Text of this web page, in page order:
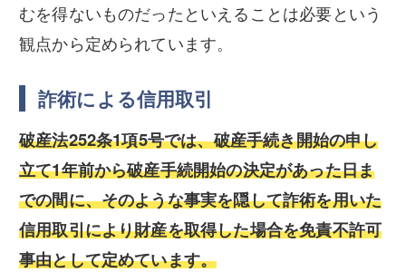
むを得ないものだったといえることは必要という
観点から定められています。
詐術による信用取引
破産法252条1項5号では、破産手続き開始の申し
立て1年前から破産手続開始の決定があった日ま
での間に、そのような事実を隠して詐術を用いた
信用取引により財産を取得した場合を免責不許可
事由として定めています。